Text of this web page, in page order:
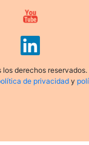
los derechos
de privacidad y